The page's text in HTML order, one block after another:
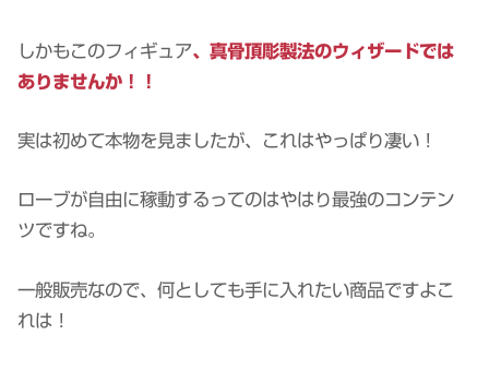
しかもこのフィギュア、真骨頂彫製法のウィザードでは
ありませんか！！
実は初めて本物を見ましたが、これはやっぱり凄い！
ローブが自由に稼動するってのはやはり最強のコンテン
ツですね。
一般販売なので、何としても手に入れたい商品ですよこ
れは！